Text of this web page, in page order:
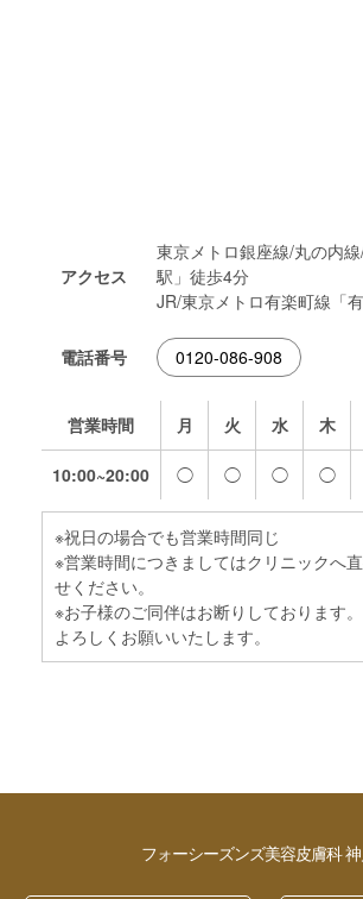
アクセス
東京メトロ銀座線/丸の内
駅」徒歩4分
JR/東京メトロ有楽町線「
電話番号 0120-086-908
営業時間 月 火 水 木
10:00~20:00 ◯ ◯ ◯ ◯
※祝日の場合でも営業時間同じ
※営業時間につきましてはクリニックへ
せください。
※お子様のご同伴はお断りしております
よろしくお願いいたします。
フォーシーズンズ美容皮膚科